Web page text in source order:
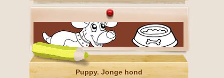
Puppy. Jonge hond